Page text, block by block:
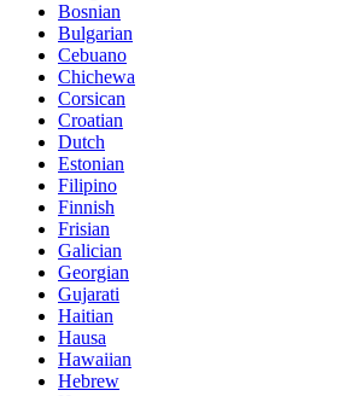
Bosnian
Bulgarian
Cebuano
Chichewa
Corsican
Croatian
Dutch
Estonian
Filipino
Finnish
Frisian
Galician
Georgian
Gujarati
Haitian
Hausa
Hawaiian
Hebrew